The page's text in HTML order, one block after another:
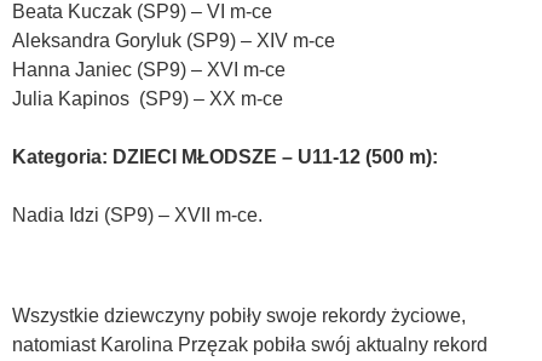
Beata Kuczak (SP9) – VI m-ce
Aleksandra Goryluk (SP9) – XIV m-ce
Hanna Janiec (SP9) – XVI m-ce
Julia Kapinos (SP9) – XX m-ce
Kategoria: DZIECI MŁODSZE – U11-12 (500 m):
Nadia Idzi (SP9) – XVII m-ce.
Wszystkie dziewczyny pobiły swoje rekordy życiowe,
natomiast Karolina Przęzak pobiła swój aktualny rekord